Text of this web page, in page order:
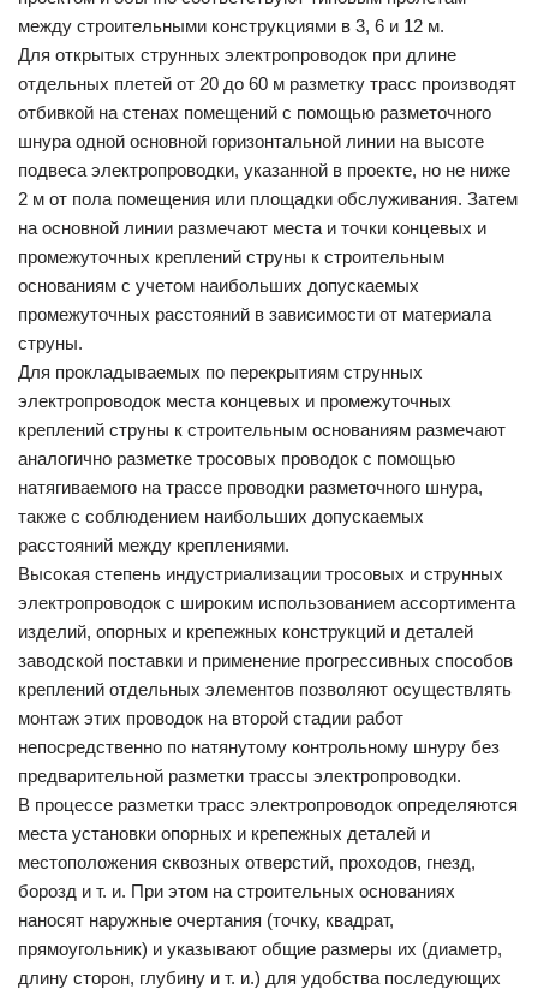
между строительными конструкциями в 3, 6 и 12 м.
Для открытых струнных электропроводок при длине
отдельных плетей от 20 до 60 м разметку трасс производят
отбивкой на стенах помещений с помощью разметочного
шнура одной основной горизонтальной линии на высоте
подвеса электропроводки, указанной в проекте, но не ниже
2 м от пола помещения или площадки обслуживания. Затем
на основной линии размечают места и точки концевых и
промежуточных креплений струны к строительным
основаниям с учетом наибольших допускаемых
промежуточных расстояний в зависимости от материала
струны.
Для прокладываемых по перекрытиям струнных
электропроводок места концевых и промежуточных
креплений струны к строительным основаниям размечают
аналогично разметке тросовых проводок с помощью
натягиваемого на трассе проводки разметочного шнура,
также с соблюдением наибольших допускаемых
расстояний между креплениями.
Высокая степень индустриализации тросовых и струнных
электропроводок с широким использованием ассортимента
изделий, опорных и крепежных конструкций и деталей
заводской поставки и применение прогрессивных способов
креплений отдельных элементов позволяют осуществлять
монтаж этих проводок на второй стадии работ
непосредственно по натянутому контрольному шнуру без
предварительной разметки трассы электропроводки.
В процессе разметки трасс электропроводок определяются
места установки опорных и крепежных деталей и
местоположения сквозных отверстий, проходов, гнезд,
борозд и т. и. При этом на строительных основаниях
наносят наружные очертания (точку, квадрат,
прямоугольник) и указывают общие размеры их (диаметр,
длину сторон, глубину и т. и.) для удобства последующих